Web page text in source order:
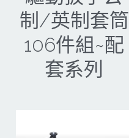
制/英制套筒
106件組~配
套系列